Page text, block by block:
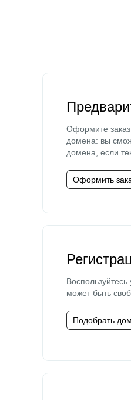
Оформите
домена: вы
домена, если
Оформить
может быть
Подобрать